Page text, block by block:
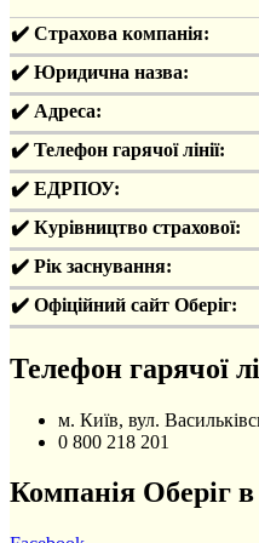
✔️ Страхова компанія:
✔️ Юридична назва:
✔️ Адреса:
✔️ Телефон гарячої лінії:
✔️ ЕДРПОУ:
✔️ Курівництво страхової:
✔️ Рік заснування:
✔️ Офіційний сайт Оберіг:
Телефон гарячої
м. Київ, вул.
0 800 218 201
Компанія Оберіг